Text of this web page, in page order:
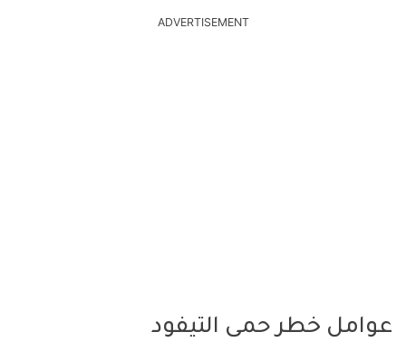
ADVERTISEMENT
عوامل خطر حمى التيفود